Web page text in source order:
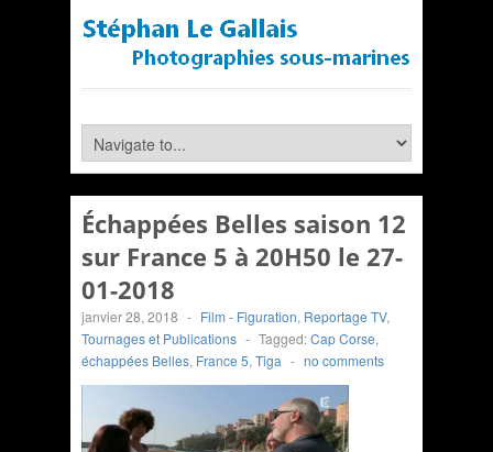
Échappées Belles saison 12
sur France 5 à 20H50 le 27-
01-2018
janvier 28, 2018 - Film - Figuration, Reportage TV,
Tournages et Publications - Tagged:Cap Corse,
échappées Belles, France 5, Tiga - no comments